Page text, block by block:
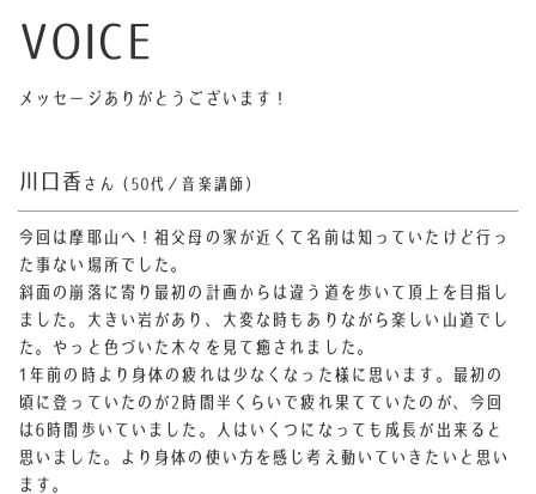
VOICE
メッセージありがとうございます！
川口香 さん（50代／音楽講師）
今回は摩耶山へ！ 祖父母の家が近くて名前は知っていたけど行っ
た事ない場所でした。
斜面の崩落に寄り最初の計画からは違う道を歩いて頂上を目指し
ました。大きい岩があり、大変な時もありながら楽しい山道でし
た。やっと色づいた木々を見て癒されました。
1年前の時より身体の疲れは少なくなった様に思います。 最初の
頃に登っていたのが2時間半くらいで疲れ果てていたのが、今回
は6時間歩いていました。
人はいくつになっても成長が出来ると
思いました。より身体の使い方を感じ考え動いていきたいと思い
ます。